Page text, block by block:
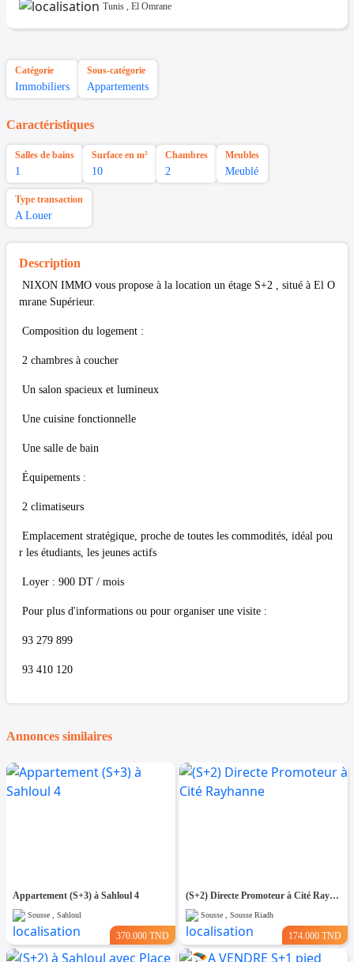
Tunis , El Omrane
Catégorie
Immobiliers
Sous-catégorie
Appartements
Caractéristiques
Salles de bains
1
Surface en m²
10
Chambres
2
Meubles
Meublé
Type transaction
A Louer
Description
NIXON IMMO vous propose à la location un étage S+2 , situé à El O
mrane Supérieur.
Composition du logement :
2 chambres à coucher
Un salon spacieux et lumineux
Une cuisine fonctionnelle
Une salle de bain
Équipements :
2 climatiseurs
Emplacement stratégique, proche de toutes les commodités, idéal pou
r les étudiants, les jeunes actifs
Loyer : 900 DT / mois
Pour plus d'informations ou pour organiser une visite :
93 279 899
93 410 120
Annonces similaires
Appartement (S+3) à Sahloul 4
Sousse , Sahloul
370.000 TND
(S+2) Directe Promoteur à Cité Rayhanne
Sousse , Sousse Riadh
174.000 TND